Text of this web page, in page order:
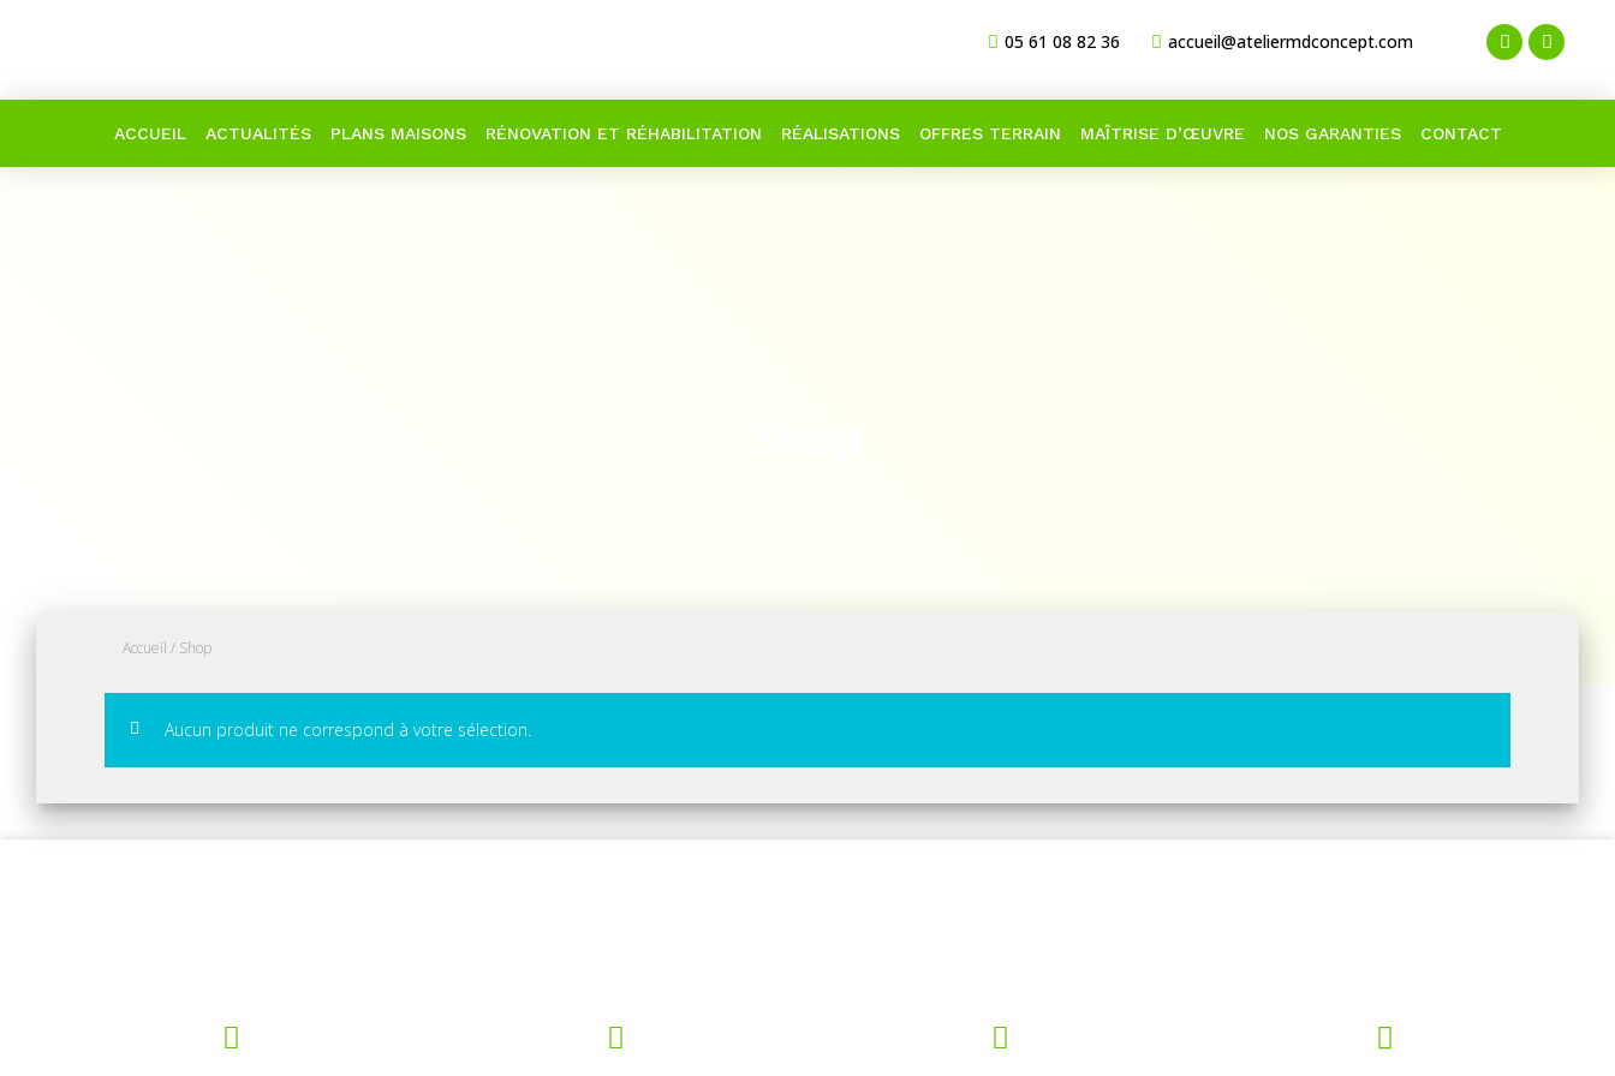
05 61 08 82 36 accueil@ateliermdconcept.com
ACCUEIL ACTUALITÉS PLANS MAISONS RÉNOVATION ET RÉHABILITATION RÉALISATIONS OFFRES TERRAIN MAÎTRISE D’ŒUVRE NOS GARANTIES CONTACT
Accueil / Shop
Aucun produit ne correspond à votre sélection.